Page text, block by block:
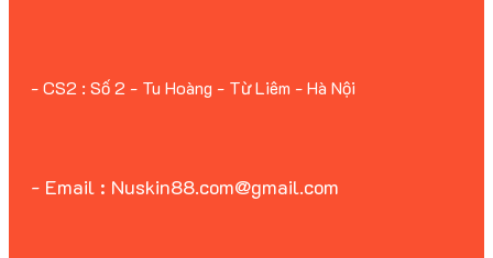
- Email : Nuskin88.com@gmail.com
- CS2 : Số 2 - Tu Hoàng - Từ Liêm - Hà Nội